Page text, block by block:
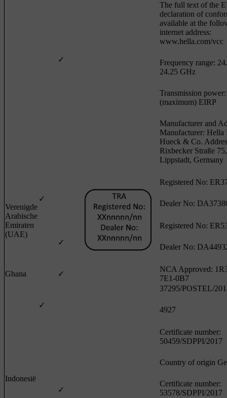
✓
The full text of the
declaration of
available at the
internet address:
www.hella.com/vcc
Frequency range:
24.25 GHz
Transmission
(maximum) EIRP
Manufacturer and
Manufacturer:
Hueck & Co.
Rixbecker Straße
Lippstadt, Germany
Verenigde
Arabische
Emiraten
(UAE)
✓
Registered No:
Dealer No:
✓
Registered No:
Dealer No:
Ghana ✓
NCA Approved:
7E1-0B7
Indonesië
✓
37295/POSTEL/
4927
✓
Certificate number:
50459/SDPPI/2017
Country of origin
Certificate number:
53578/SDPPI/2017